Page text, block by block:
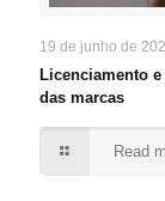
19 de junho de
Licenciamento
das marcas
Read